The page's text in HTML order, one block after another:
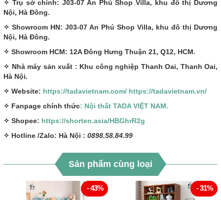
✧ Trụ sở chính: J03-07 An Phú Shop Villa, khu đô thị Dương
Nội, Hà Đông.
✧ Showroom HN: J03-07 An Phú Shop Villa, khu đô thị Dương
Nội, Hà Đông.
✧ Showroom HCM: 12A Đông Hưng Thuận 21, Q12, HCM.
✧ Nhà máy sản xuất : Khu công nghiệp Thanh Oai, Thanh Oai,
Hà Nội.
✧ Website: https://tadavietnam.com/ https://tadavietnam.vn/
✧ Fanpage chính thức: Nội thất TADA VIỆT NAM.
✧ Shopee: https://shorten.asia/HBGhrR2g
✧ Hotline /Zalo: Hà Nội : 0898.58.84.99
Sản phẩm cùng loại
- 43% - 31%